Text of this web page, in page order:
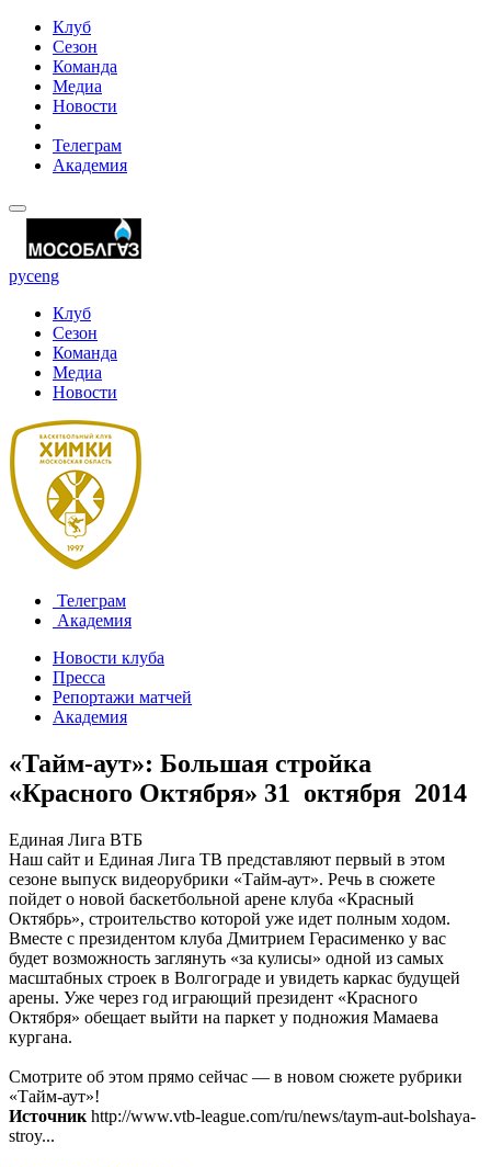
Клуб
Сезон
Команда
Медиа
Новости
Телеграм
Академия
русeng
Клуб
Сезон
Команда
Медиа
Новости
Телеграм
Академия
Новости клуба
Пресса
Репортажи матчей
Академия
«Тайм-аут»: Большая стройка
«Красного Октября» 31 октября 2014
Единая Лига ВТБ
Наш сайт и Единая Лига ТВ представляют первый в этом
сезоне выпуск видеорубрики «Тайм-аут». Речь в сюжете
пойдет о новой баскетбольной арене клуба «Красный
Октябрь», строительство которой уже идет полным ходом.
Вместе с президентом клуба Дмитрием Герасименко у вас
будет возможность заглянуть «за кулисы» одной из самых
масштабных строек в Волгограде и увидеть каркас будущей
арены. Уже через год играющий президент «Красного
Октября» обещает выйти на паркет у подножия Мамаева
кургана.
Смотрите об этом прямо сейчас — в новом сюжете рубрики
«Тайм-аут»!
Источник http://www.vtb-league.com/ru/news/taym-aut-bolshaya-
stroy...